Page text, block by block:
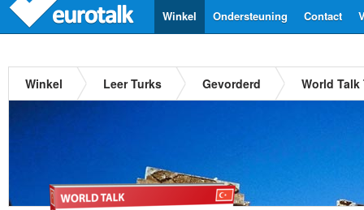
Contact
Ondersteuning
Winkel
Winkel Leer Turks Gevorderd World Talk